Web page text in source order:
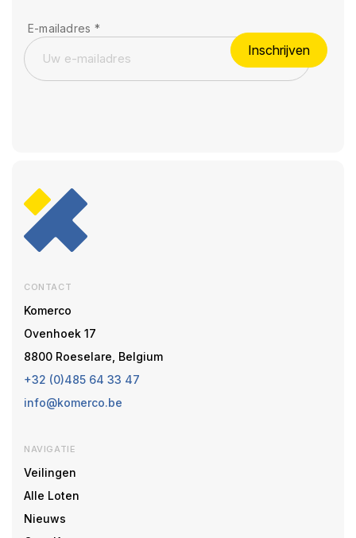
E-mailadres *
Inschrijven
CONTACT
Komerco
Ovenhoek 17
8800 Roeselare, Belgium
+32 (0)485 64 33 47
info@komerco.be
NAVIGATIE
Veilingen
Alle Loten
Nieuws